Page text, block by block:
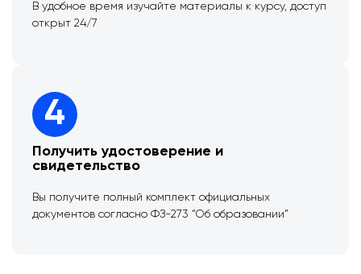
В удобное время изучайте материалы к курсу, доступ
открыт 24/7
4
Получить удостоверение и
свидетельство
Вы получите полный комплект официальных
документов согласно ФЗ-273 “Об образовании”